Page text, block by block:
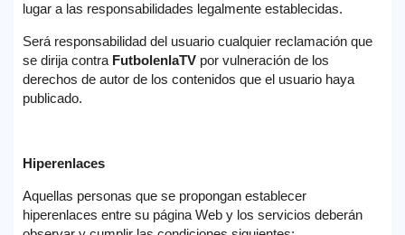
lugar a las responsabilidades legalmente establecidas.
Será responsabilidad del usuario cualquier reclamación que
se dirija contra FutbolenlaTV por vulneración de los
derechos de autor de los contenidos que el usuario haya
publicado.
Hiperenlaces
Aquellas personas que se propongan establecer
hiperenlaces entre su página Web y los servicios deberán